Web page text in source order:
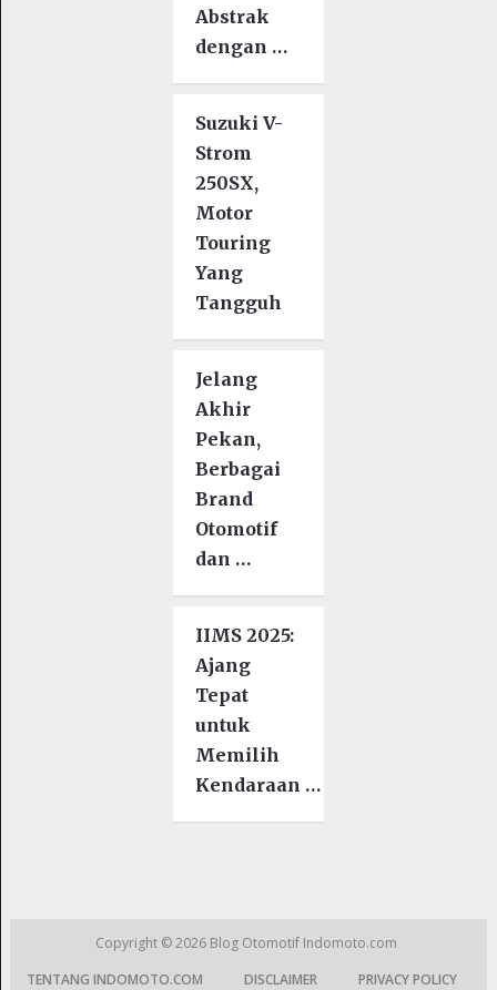
Abstrak
dengan …
Suzuki V-
Strom
250SX,
Motor
Touring
Yang
Tangguh
Jelang
Akhir
Pekan,
Berbagai
Brand
Otomotif
dan …
IIMS 2025:
Ajang
Tepat
untuk
Memilih
Kendaraan …
Copyright © 2026 Blog Otomotif Indomoto.com
TENTANG INDOMOTO.COM
DISCLAIMER PRIVACY POLICY